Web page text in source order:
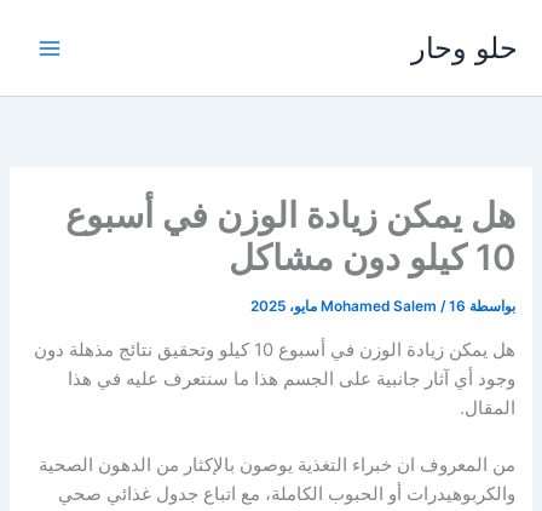
المحتوى
حلو وحار
هل يمكن زيادة الوزن في أسبوع
10 كيلو دون مشاكل
بواسطة Mohamed Salem /16 مايو، 2025
هل يمكن زيادة الوزن في أسبوع 10 كيلو وتحقيق نتائج مذهلة دون
وجود أي آثار جانبية على الجسم هذا ما سنتعرف عليه في هذا
المقال.
من المعروف ان خبراء التغذية يوصون بالإكثار من الدهون الصحية
والكربوهيدرات أو الحبوب الكاملة، مع اتباع جدول غذائي صحي